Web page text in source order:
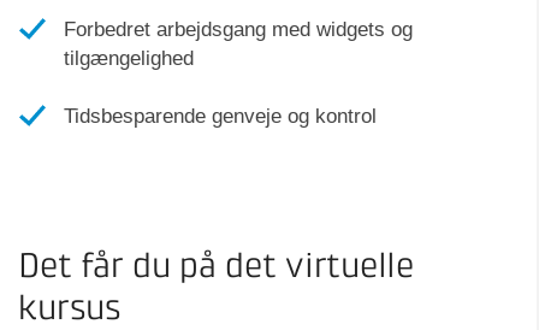
Forbedret arbejdsgang med widgets og
tilgængelighed
Tidsbesparende genveje og kontrol
Det får du på det virtuelle
kursus